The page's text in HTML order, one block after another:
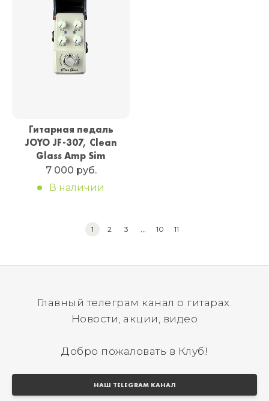
Гитарная педаль
JOYO JF-307, Clean
Glass Amp Sim
7 000 руб.
В наличии
1 2 3 ... 10 11
Главный телеграм канал о гитарах.
Новости, акции, видео
Добро пожаловать в Клуб!
НАШ TELEGRAM КАНАЛ